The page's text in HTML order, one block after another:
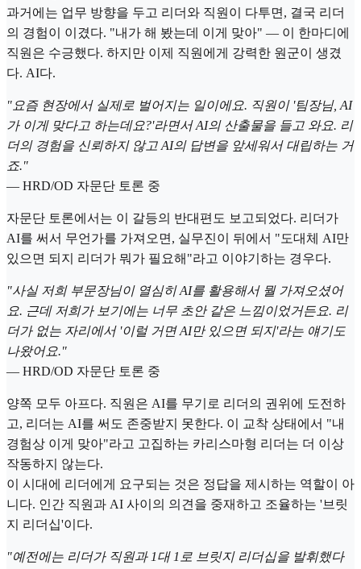
과거에는 업무 방향을 두고 리더와 직원이 다투면, 결국 리더
의 경험이 이겼다. "내가 해 봤는데 이게 맞아" — 이 한마디에
직원은 수긍했다. 하지만 이제 직원에게 강력한 원군이 생겼
다. AI다.
"요즘 현장에서 실제로 벌어지는 일이에요. 직원이 '팀장님, AI
가 이게 맞다고 하는데요?'라면서 AI의 산출물을 들고 와요. 리
더의 경험을 신뢰하지 않고 AI의 답변을 앞세워서 대립하는 거
죠."
— HRD/OD 자문단 토론 중
자문단 토론에서는 이 갈등의 반대편도 보고되었다. 리더가
AI를 써서 무언가를 가져오면, 실무진이 뒤에서 "도대체 AI만
있으면 되지 리더가 뭐가 필요해"라고 이야기하는 경우다.
"사실 저희 부문장님이 열심히 AI를 활용해서 뭘 가져오셨어
요. 근데 저희가 보기에는 너무 초안 같은 느낌이었거든요. 리
더가 없는 자리에서 '이럴 거면 AI만 있으면 되지'라는 얘기도
나왔어요."
— HRD/OD 자문단 토론 중
양쪽 모두 아프다. 직원은 AI를 무기로 리더의 권위에 도전하
고, 리더는 AI를 써도 존중받지 못한다. 이 교착 상태에서 "내
경험상 이게 맞아"라고 고집하는 카리스마형 리더는 더 이상
작동하지 않는다.
이 시대에 리더에게 요구되는 것은 정답을 제시하는 역할이 아
니다. 인간 직원과 AI 사이의 의견을 중재하고 조율하는 '브릿
지 리더십'이다.
"예전에는 리더가 직원과 1대 1로 브릿지 리더십을 발휘했다